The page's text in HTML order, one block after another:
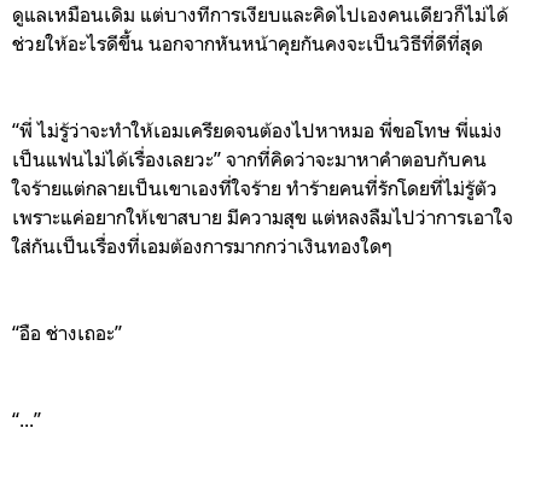
ดูแลเหมือนเดิม แต่บางทีการเงียบและคิดไปเองคนเดียวก็ไม่ได้
ช่วยให้อะไรดีขึ้น นอกจากหันหน้าคุยกันคงจะเป็นวิธีที่ดีที่สุด
“พี่ ไม่รู้ว่าจะทำให้เอมเครียดจนต้องไปหาหมอ พี่ขอโทษ พี่แม่ง
เป็นแฟนไม่ได้เรื่องเลยวะ” จากที่คิดว่าจะมาหาคำตอบกับคน
ใจร้ายแต่กลายเป็นเขาเองที่ใจร้าย ทำร้ายคนที่รักโดยที่ไม่รู้ตัว
เพราะแค่อยากให้เขาสบาย มีความสุข แต่หลงลืมไปว่าการเอาใจ
ใส่กันเป็นเรื่องที่เอมต้องการมากกว่าเงินทองใดๆ
“อือ ช่างเถอะ”
“...”